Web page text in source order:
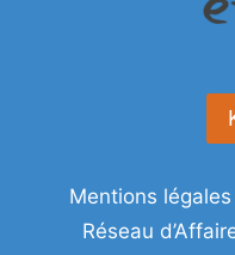
Mentions légales
Réseau